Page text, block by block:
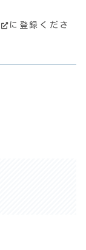
に登録くださ